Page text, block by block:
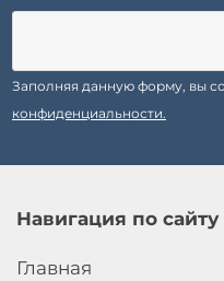
Заполняя данную форму, вы
конфиденциальности.
Навигация по сайту
Главная